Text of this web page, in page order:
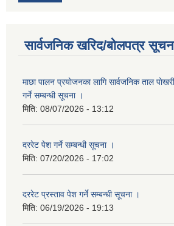
सार्वजनिक खरिद/बोलपत्र
माछा पालन प्रयाेजनका लागि सार्वजनिक ताल
गर्ने सम्बन्धी सूचना ।
मिति: 08/07/2026 - 13:12
दररेट पेश गर्ने सम्बन्धी सूचना ।
मिति: 07/20/2026 - 17:02
दररेट प्रस्ताव पेश गर्ने सम्बन्धी सूचना ।
मिति: 06/19/2026 - 19:13